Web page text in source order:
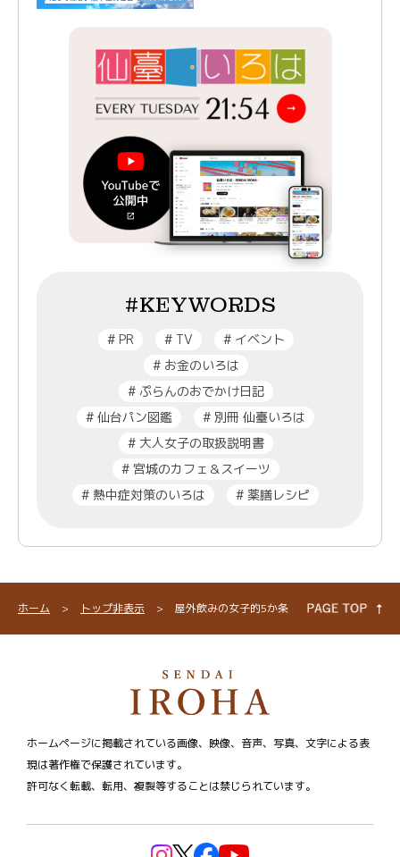
#KEYWORDS
#PR #TV #イベント
#お金のいろは
#ぷらんのおでかけ日記
# 仙台パン図鑑 # 別冊 仙臺いろは
#大人女子の取扱説明書
#宮城のカフェ＆スイーツ
# 熱中症対策のいろは # 薬膳レシピ
ホーム > トップ非表示 > 屋外飲みの女子的5か条
ホームページに掲載されている画像、映像、音声、写真、文字による表
現は著作権で保護されています。
許可なく転載、転用、複製等することは禁じられています。